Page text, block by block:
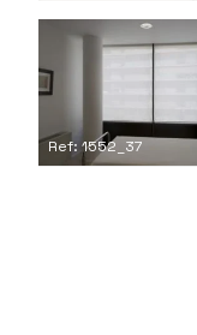
Ref: 1552_37